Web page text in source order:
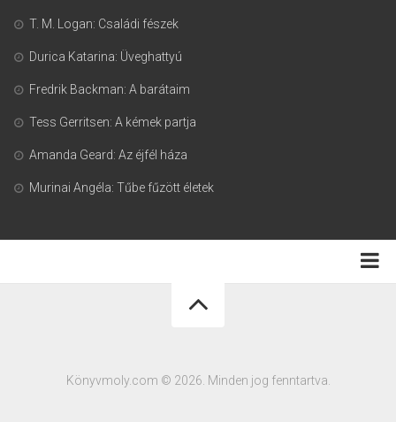
T. M. Logan: Családi fészek
Durica Katarina: Üveghattyú
Fredrik Backman: A barátaim
Tess Gerritsen: A kémek partja
Amanda Geard: Az éjfél háza
Murinai Angéla: Tűbe fűzött életek
Könyvmoly.com © 2026. Minden jog fenntartva.